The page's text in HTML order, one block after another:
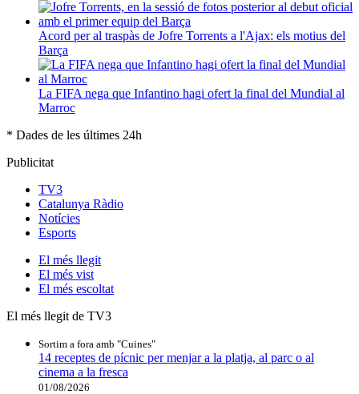
Acord per al traspàs de Jofre Torrents a l'Ajax: els motius del
Barça
La FIFA nega que Infantino hagi ofert la final del Mundial al
Marroc
* Dades de les últimes 24h
Publicitat
TV3
Catalunya Ràdio
Notícies
Esports
El més llegit
El més vist
El més escoltat
El més llegit de TV3
Sortim a fora amb "Cuines"
14 receptes de pícnic per menjar a la platja, al parc o al
cinema a la fresca
01/08/2026